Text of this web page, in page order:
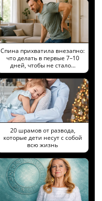
Спина прихватила внезапно:
что делать в первые 7–10
дней, чтобы не стало…
20 шрамов от развода,
которые дети несут с собой
всю жизнь